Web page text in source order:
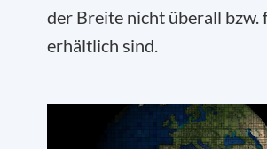
der Breite nicht überall bzw.
erhältlich sind.